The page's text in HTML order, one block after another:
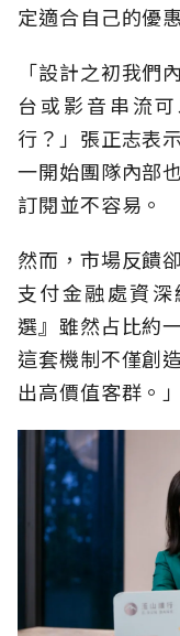
定適合自己的優
「設計之初我們
台或影音串流
行？」張正志表
一開始團隊內部
訂閱並不容易。
然而，市場反饋
支付金融處資
選』雖然占比約
這套機制不僅創
出高價值客群。」